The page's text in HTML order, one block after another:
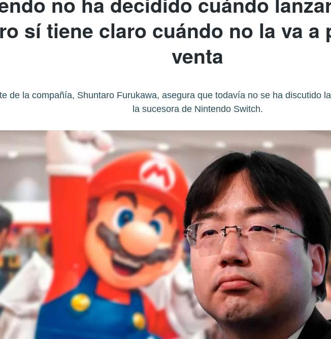
sí tiene claro cuándo no la va a
venta
de la compañía, Shuntaro Furukawa, asegura que todavía no se ha discutido
la sucesora de Nintendo Switch.